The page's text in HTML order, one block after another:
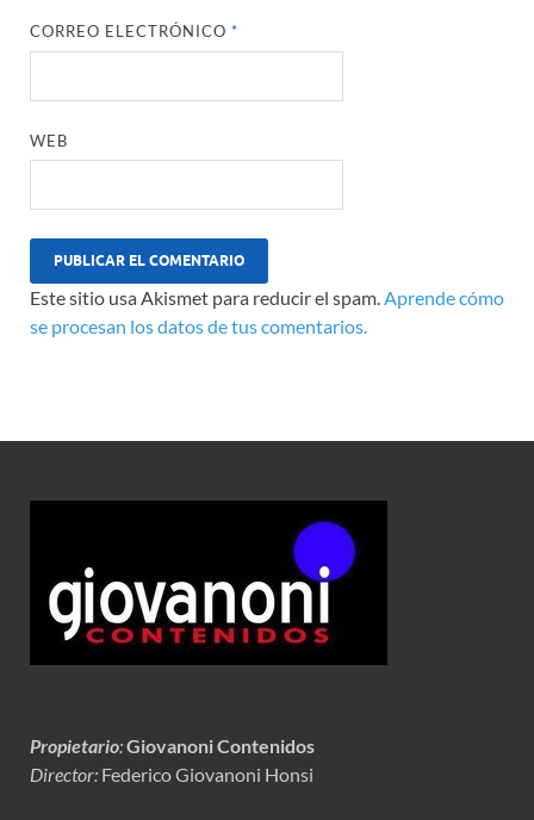
CORREO ELECTRÓNICO*
WEB
Este sitio usa Akismet para reducir el spam.Aprende cómo
se procesan los datos de tus comentarios.
Propietario:Giovanoni Contenidos
Director: Federico Giovanoni Honsi